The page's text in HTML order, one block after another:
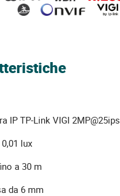
IP TP-Link VIGI 2MP@25ips
lux
a 30 m
da 6 mm